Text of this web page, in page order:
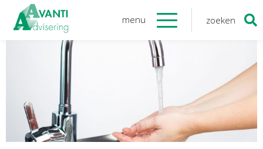
menu zoeken
Organisatie
Onze medewerkers
NOAB gecertificeerd
Algemene verordening
gegevensbescherming
Sponsoring
Zoeken